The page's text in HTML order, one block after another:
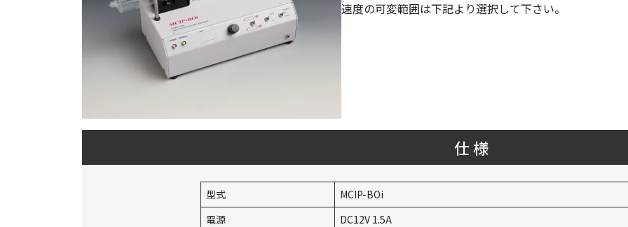
速度の可変範囲は下記より選択して下さい。
仕 様
型式
MCIP-BOi
電源
DC12V 1.5A